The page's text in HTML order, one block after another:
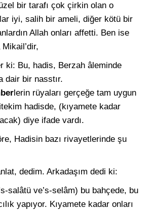
bir tarafı çok çirkin olan o
iyi, salih bir ameli, diğer kötü bir
Allah onları affetti. Ben ise
ki: Bu, hadis, Berzah âleminde
dair bir nasstır.
lerin rüyaları gerçeğe tam uygun
hadisde, (kıyamete kadar
diye ifade vardı.
Hadisin bazı rivayetlerinde şu
dedim. Arkadaşım dedi ki:
salâtü ve’s-selâm) bu bahçede, bu
yapıyor. Kıyamete kadar onları